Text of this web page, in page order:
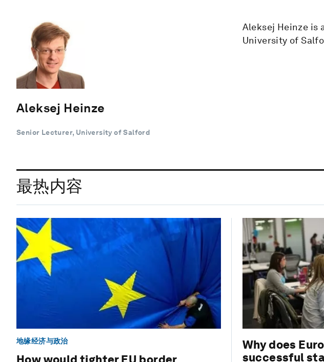
Aleksej Heinze
Senior Lecturer, University of Salford
Aleksej Heinze is
University of
最热内容
地缘经济与政治
Why does
successful